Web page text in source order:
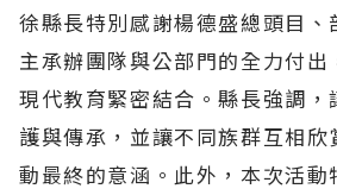
徐縣長特別感謝楊德盛總頭目、
主承辦團隊與公部門的全力付
現代教育緊密結合。縣長強調
護與傳承，並讓不同族群互相
動最終的意涵。此外，本次活